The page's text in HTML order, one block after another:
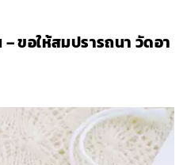
ขอให้สมปรารถนา วัดอา